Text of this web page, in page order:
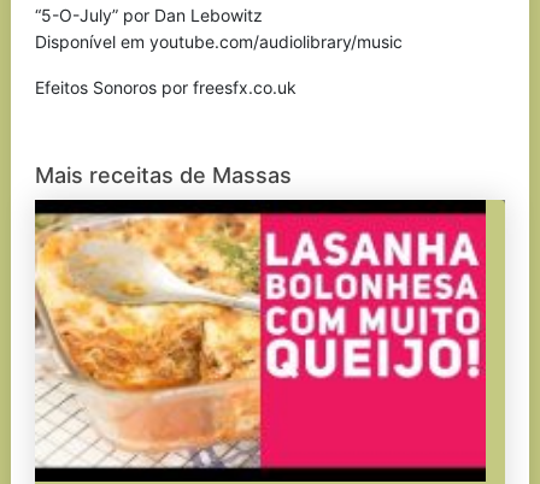
“5-O-July” por Dan Lebowitz
Disponível em youtube.com/audiolibrary/music
Efeitos Sonoros por freesfx.co.uk
Mais receitas de Massas